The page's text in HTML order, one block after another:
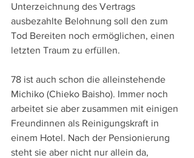
Unterzeichnung des Vertrags
ausbezahlte Belohnung soll den zum
Tod Bereiten noch ermöglichen, einen
letzten Traum zu erfüllen.
78 ist auch schon die alleinstehende
Michiko (Chieko Baisho). Immer noch
arbeitet sie aber zusammen mit einigen
Freundinnen als Reinigungskraft in
einem Hotel. Nach der Pensionierung
steht sie aber nicht nur allein da,